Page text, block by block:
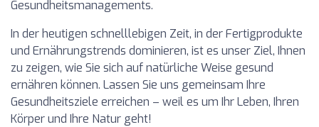
Gesundheitsmanagements.
In der heutigen schnelllebigen Zeit, in der Fertigprodukte
und Ernährungstrends dominieren, ist es unser Ziel, Ihnen
zu zeigen, wie Sie sich auf natürliche Weise gesund
ernähren können. Lassen Sie uns gemeinsam Ihre
Gesundheitsziele erreichen – weil es um Ihr Leben, Ihren
Körper und Ihre Natur geht!